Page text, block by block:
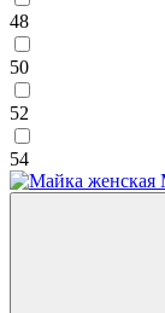
48
50
52
54